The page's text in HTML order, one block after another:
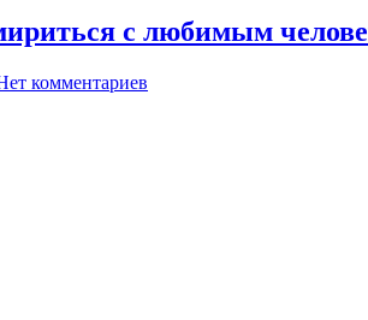
с любимым
комментариев